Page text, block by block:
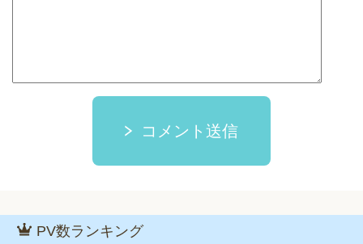
コメント送信
PV数ランキング